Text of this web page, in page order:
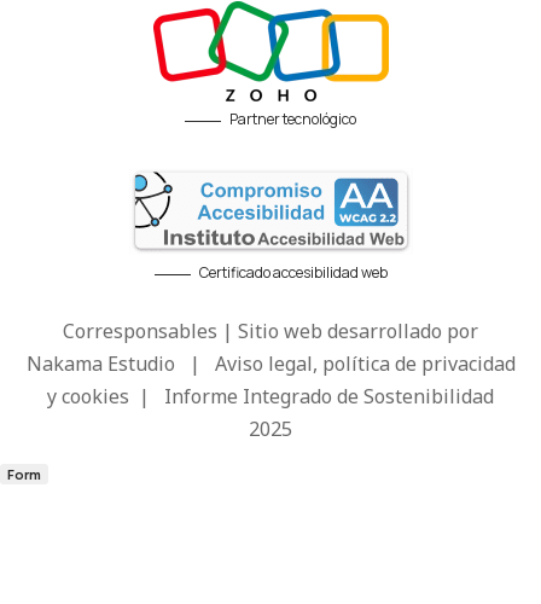
Partner tecnológico
Certificado accesibilidad web
Corresponsables | Sitio web desarrollado por
Nakama Estudio | Aviso legal, política de privacidad
y cookies | Informe Integrado de Sostenibilidad
2025
Form